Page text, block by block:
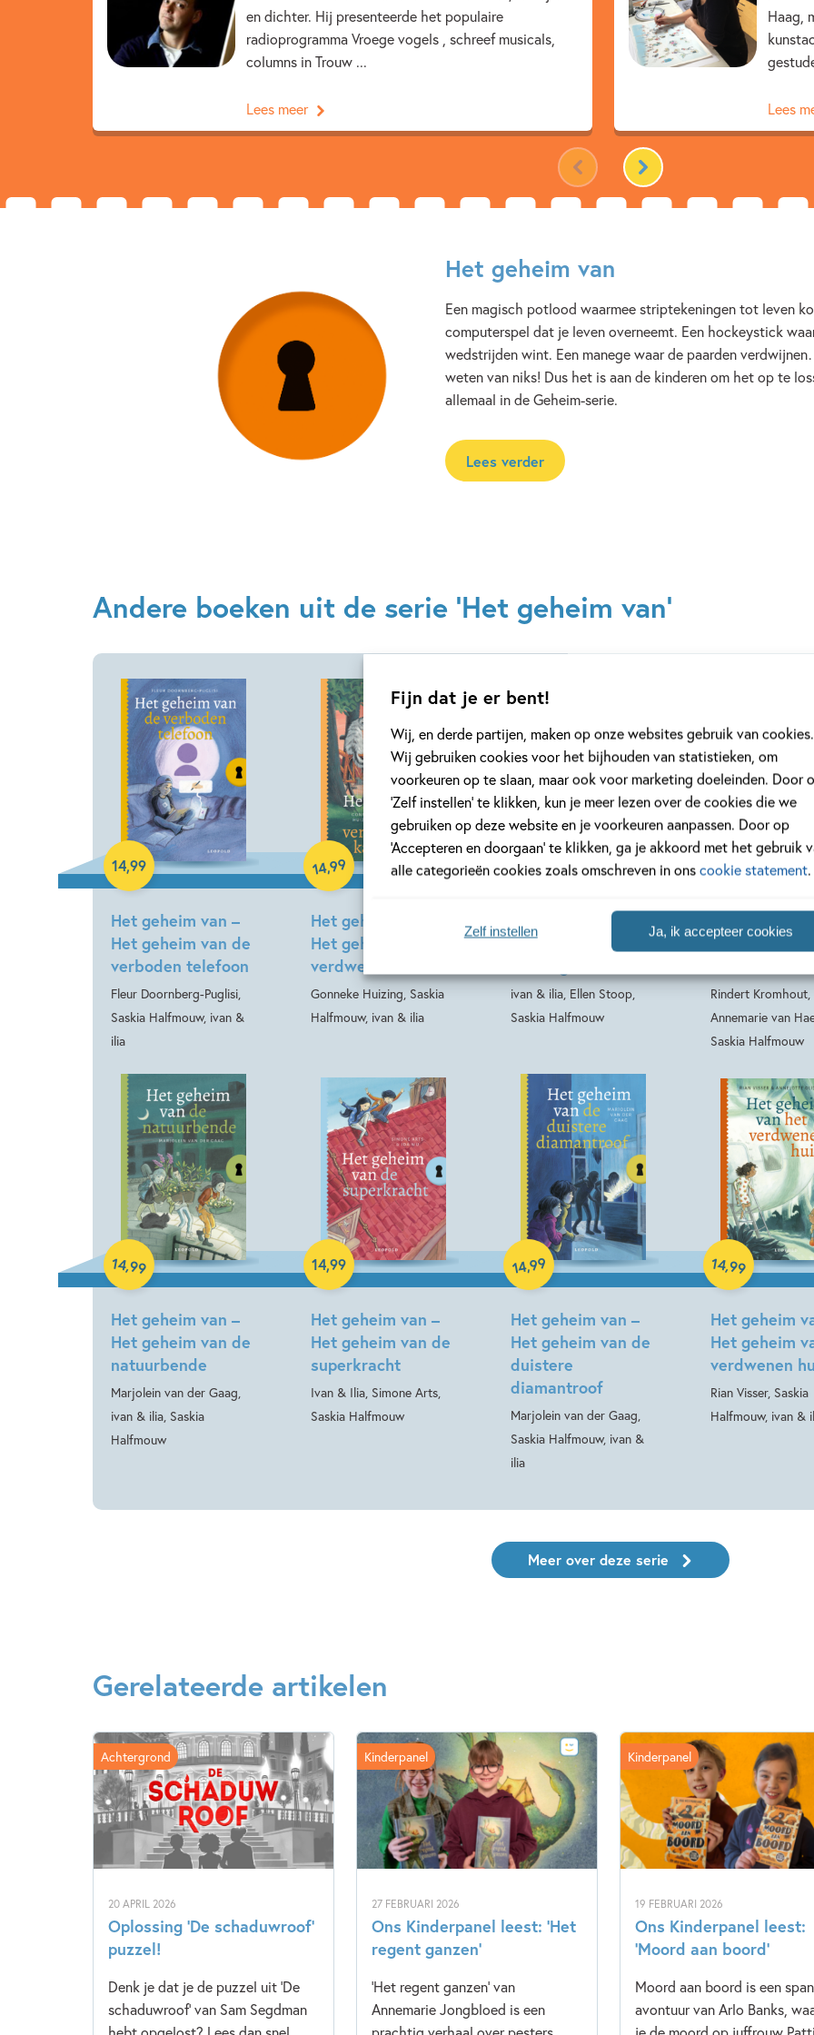
Fijn dat je er bent!
Wij, en derde partijen, maken op onze websites gebruik van cookies.
Wij gebruiken cookies voor het bijhouden van statistieken, om
voorkeuren op te slaan, maar ook voor marketing doeleinden. Door
‘Zelf instellen’ te klikken, kun je meer lezen over de cookies die we
gebruiken op deze website en je voorkeuren aanpassen. Door op
‘Accepteren en doorgaan’ te klikken, ga je akkoord met het gebruik
alle categorieën cookies zoals omschreven in onscookie statement.
Ja, ik accepteer cookies
Zelf instellen
Kenmerken van e-book
5 – 7 jaar
7 – 9 jaar
en dichter. Hij presenteerde het populaire
radioprogramma Vroege vogels , schreef musicals,
columns in Trouw ...
Lees meer
Haag,
Lees
Het geheim van
Een magisch potlood waarmee striptekeningen tot leven
computerspel dat je leven overneemt. Een hockeystick
wedstrijden wint. Een manege waar de paarden
weten van niks! Dus het is aan de kinderen om het op te
allemaal in de Geheim-serie.
Lees verder
Andere boeken uit de serie 'Het geheim van'
Het geheim van –
Het geheim van de
verboden telefoon
Fleur Doornberg-Puglisi,
Saskia Halfmouw, ivan &
ilia
14,99
Hardcover
Het geheim van –
Het geheim van de
verdwenen katten
Gonneke Huizing, Saskia
Halfmouw, ivan & ilia
14,99
Hardcover
Het geheim van –
Het geheim van de
ivan & ilia, Ellen Stoop,
Saskia Halfmouw
14,99
Hardcover
Het geheim
De bende
Rindert Kromhout,
Annemarie van
Saskia Halfmouw
16,99
Hardcover
Het geheim van –
Het geheim van de
natuurbende
Marjolein van der Gaag,
ivan & ilia, Saskia
Halfmouw
14,99
Hardcover
Het geheim van –
Het geheim van de
superkracht
Ivan & Ilia, Simone Arts,
Saskia Halfmouw
14,99
Hardcover
Het geheim van –
Het geheim van de
duistere
diamantroof
Marjolein van der Gaag,
Saskia Halfmouw, ivan &
ilia
14,99
Hardcover
Het geheim
Het geheim
verdwenen
Rian Visser, Saskia
Halfmouw, ivan &
14,99
Hardcover
Meer over deze serie
Gerelateerde artikelen
20 APRIL 2026
Oplossing ‘De schaduwroof’
puzzel!
Denk je dat je de puzzel uit 'De
schaduwroof' van Sam Segdman
Achtergrond
27 FEBRUARI 2026
Ons Kinderpanel leest: ‘Het
regent ganzen’
'Het regent ganzen' van
Annemarie Jongbloed is een
Kinderpanel
19 FEBRUARI 2026
Ons Kinderpanel leest:
‘Moord aan boord’
Moord aan boord is een
avontuur van Arlo Banks,
Kinderpanel